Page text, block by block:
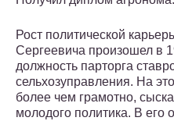
Рост политической
Сергеевича произошел в
должность парторга
сельхозуправления. На
более чем грамотно,
молодого политика. В его